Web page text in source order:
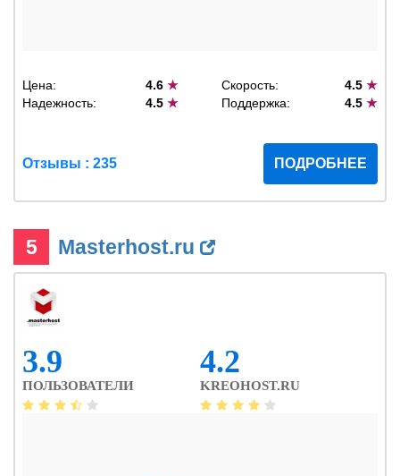
Цена: 4.6★ Скорость: 4.5 ★
Надежность:
4.5★ Поддержка: 4.5 ★
Отзывы : 235 ПОДРОБНЕЕ
5 Masterhost.ru
3.9
ПОЛЬЗОВАТЕЛИ
4.2
KREOHOST.RU